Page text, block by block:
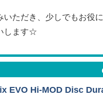
いただき、少しでもお役
します☆
EVO Hi-MOD Disc